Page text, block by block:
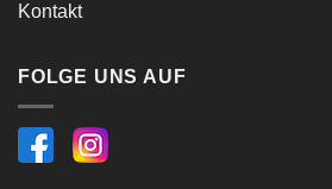
Kontakt
FOLGE UNS AUF